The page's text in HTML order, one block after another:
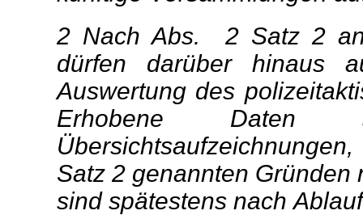
2 Nach Abs. 2 Satz 2
dürfen darüber hinaus
Auswertung des
Erhobene
Satz 2 genannten
sind spätestens nach